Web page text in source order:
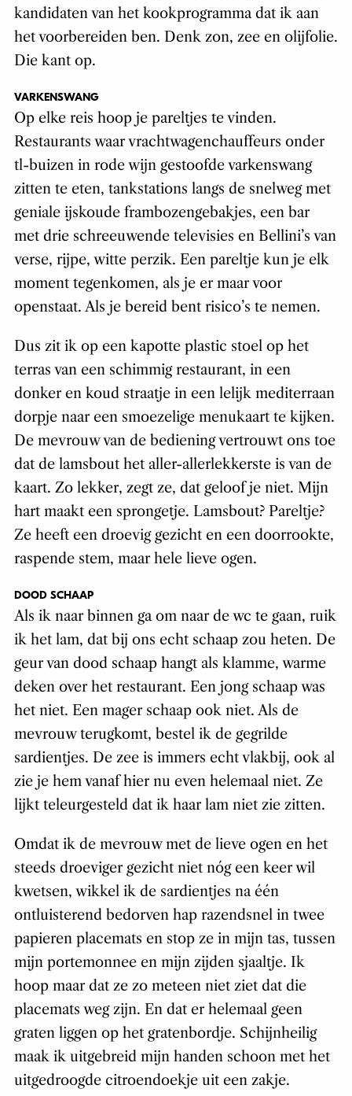
kandidaten van het kookprogramma dat ik aan
het voorbereiden ben. Denk zon, zee en olijfolie.
Die kant op.
VARKENSWANG
Op elke reis hoop je pareltjes te vinden.
Restaurants waar vrachtwagenchauffeurs onder
tl-buizen in rode wijn gestoofde varkenswang
zitten te eten, tankstations langs de snelweg met
geniale ijskoude frambozengebakjes, een bar
met drie schreeuwende televisies en Bellini’s van
verse, rijpe, witte perzik. Een pareltje kun je elk
moment tegenkomen, als je er maar voor
openstaat. Als je bereid bent risico’s te nemen.
Dus zit ik op een kapotte plastic stoel op het
terras van een schimmig restaurant, in een
donker en koud straatje in een lelijk mediterraan
dorpje naar een smoezelige menukaart te kijken.
De mevrouw van de bediening vertrouwt ons toe
dat de lamsbout het aller-allerlekkerste is van de
kaart. Zo lekker, zegt ze, dat geloof je niet. Mijn
hart maakt een sprongetje. Lamsbout? Pareltje?
Ze heeft een droevig gezicht en een doorrookte,
raspende stem, maar hele lieve ogen.
DOOD SCHAAP
Als ik naar binnen ga om naar de wc te gaan, ruik
ik het lam, dat bij ons echt schaap zou heten. De
geur van dood schaap hangt als klamme, warme
deken over het restaurant. Een jong schaap was
het niet. Een mager schaap ook niet. Als de
mevrouw terugkomt, bestel ik de gegrilde
sardientjes. De zee is immers echt vlakbij, ook al
zie je hem vanaf hier nu even helemaal niet. Ze
lijkt teleurgesteld dat ik haar lam niet zie zitten.
Omdat ik de mevrouw met de lieve ogen en het
steeds droeviger gezicht niet nóg een keer wil
kwetsen, wikkel ik de sardientjes na één
ontluisterend bedorven hap razendsnel in twee
papieren placemats en stop ze in mijn tas, tussen
mijn portemonnee en mijn zijden sjaaltje. Ik
hoop maar dat ze zo meteen niet ziet dat die
placemats weg zijn. En dat er helemaal geen
graten liggen op het gratenbordje. Schijnheilig
maak ik uitgebreid mijn handen schoon met het
uitgedroogde citroendoekje uit een zakje.